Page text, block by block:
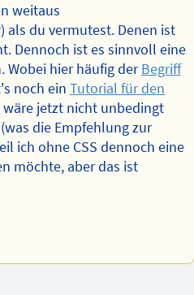
weitaus
du vermutest. Denen ist
Dennoch ist es sinnvoll eine
Wobei hier häufig derBegriff
noch ein Tutorial für den
wäre jetzt nicht unbedingt
die Empfehlung zur
ich ohne CSS dennoch eine
möchte, aber das ist